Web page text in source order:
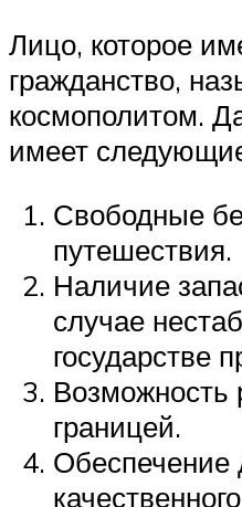
Лицо, которое
гражданство,
космополитом.
имеет
Свободные
путешествия.
Наличие
случае
государстве
Возможность
границей.
Обеспечение